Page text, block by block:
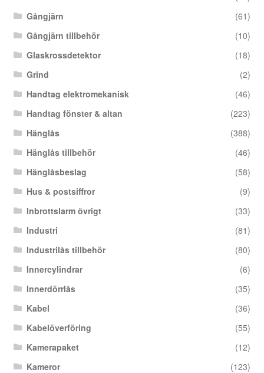
Gångjärn
(61)
Gångjärn tillbehör
(10)
Glaskrossdetektor
(18)
Grind
(2)
Handtag elektromekanisk
(46)
Handtag fönster & altan
(223)
Hänglås
(388)
Hänglås tillbehör
(46)
Hänglåsbeslag
(58)
Hus & postsiffror
(9)
Inbrottslarm övrigt
(33)
Industri
(81)
Industrilås tillbehör
(80)
Innercylindrar
(6)
Innerdörrlås
(35)
Kabel
(36)
Kabelöverföring
(55)
Kamerapaket
(12)
Kameror
(123)